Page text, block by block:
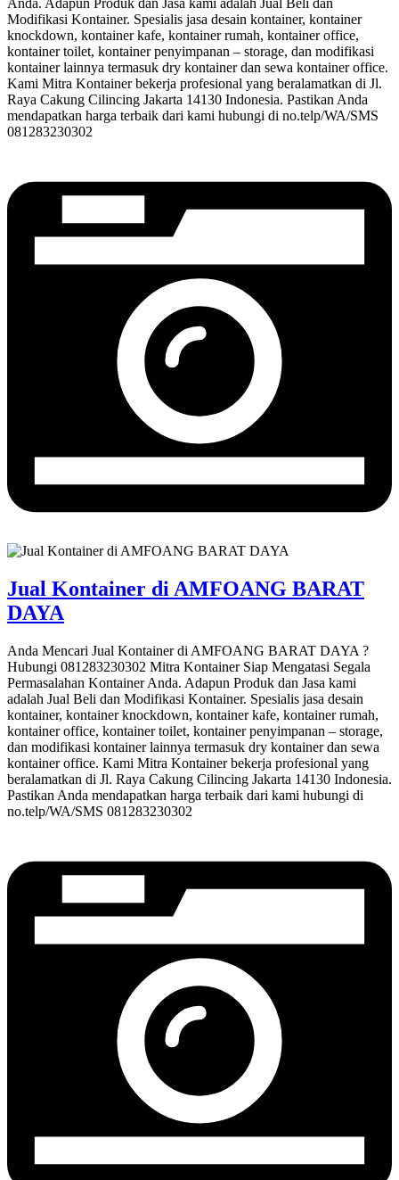
Anda. Adapun Produk dan Jasa kami adalah Jual Beli dan
Modifikasi Kontainer. Spesialis jasa desain kontainer, kontainer
knockdown, kontainer kafe, kontainer rumah, kontainer office,
kontainer toilet, kontainer penyimpanan – storage, dan modifikasi
kontainer lainnya termasuk dry kontainer dan sewa kontainer office.
Kami Mitra Kontainer bekerja profesional yang beralamatkan di Jl.
Raya Cakung Cilincing Jakarta 14130 Indonesia. Pastikan Anda
mendapatkan harga terbaik dari kami hubungi di no.telp/WA/SMS
081283230302
Jual Kontainer di AMFOANG BARAT
DAYA
Anda Mencari Jual Kontainer di AMFOANG BARAT DAYA ?
Hubungi 081283230302 Mitra Kontainer Siap Mengatasi Segala
Permasalahan Kontainer Anda. Adapun Produk dan Jasa kami
adalah Jual Beli dan Modifikasi Kontainer. Spesialis jasa desain
kontainer, kontainer knockdown, kontainer kafe, kontainer rumah,
kontainer office, kontainer toilet, kontainer penyimpanan – storage,
dan modifikasi kontainer lainnya termasuk dry kontainer dan sewa
kontainer office. Kami Mitra Kontainer bekerja profesional yang
beralamatkan di Jl. Raya Cakung Cilincing Jakarta 14130 Indonesia.
Pastikan Anda mendapatkan harga terbaik dari kami hubungi di
no.telp/WA/SMS 081283230302